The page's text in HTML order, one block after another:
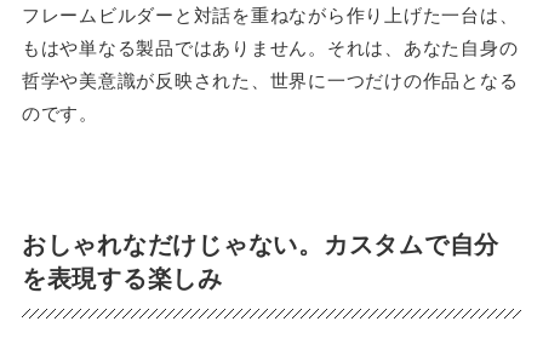
フレームビルダーと対話を重ねながら作り上げた一台は、
もはや単なる製品ではありません。それは、あなた自身の
哲学や美意識が反映された、世界に一つだけの作品となる
のです。
おしゃれなだけじゃない。カスタムで自分
を表現する楽しみ